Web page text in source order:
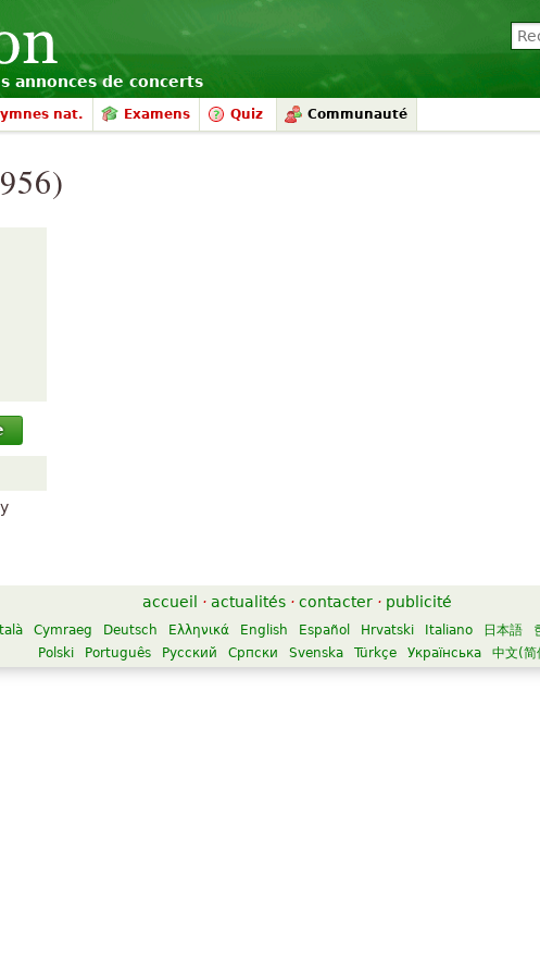
annonces de concerts
nat. Examens Quiz Communauté
accueil · actualités · contacter · publicité
Cymraeg Deutsch Ελληνικά English Español Hrvatski Italiano 日本語
Polski
Português Русский Српски Svenska Türkçe Українська 中文(简